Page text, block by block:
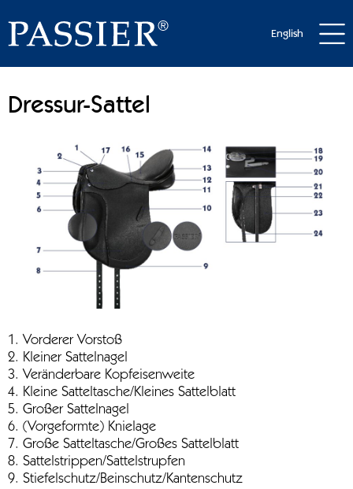
English
Dressur-Sattel
1. Vorderer Vorstoß
2. Kleiner Sattelnagel
3. Veränderbare Kopfeisenweite
4. Kleine Satteltasche/Kleines Sattelblatt
5. Großer Sattelnagel
6. (Vorgeformte) Knielage
7. Große Satteltasche/Großes Sattelblatt
8. Sattelstrippen/Sattelstrupfen
9. Stiefelschutz/Beinschutz/Kantenschutz